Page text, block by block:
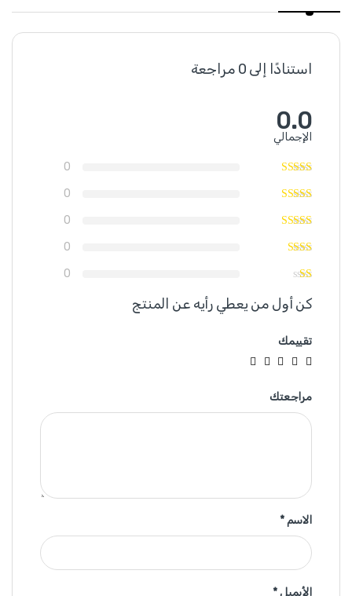
استنادًا إلى 0 مراجعة
0.0
الإجمالي
0
0
0
0
0
كن أول من يعطي رأيه عن المنتج
تقييمك
مراجعتك
الاسم*
الأيميل*